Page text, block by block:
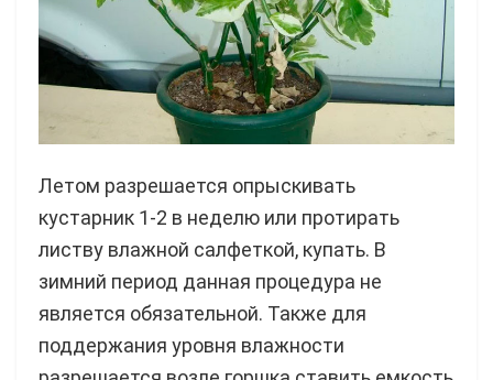
Летом разрешается опрыскивать
кустарник 1-2 в неделю или протирать
листву влажной салфеткой, купать. В
зимний период данная процедура не
является обязательной. Также для
поддержания уровня влажности